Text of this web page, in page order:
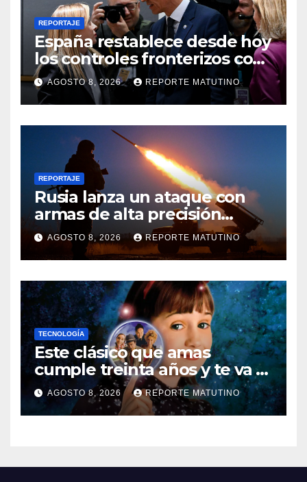
REPORTAJE
España restablece desde hoy
los controles fronterizos con
Italia tras el rechazo de Roma
a retirar las restricciones
AGOSTO 8, 2026 REPORTE MATUTINO
REPORTAJE
Rusia lanza un ataque con
armas de alta precisión
contra la industria militar en
Kiev
AGOSTO 8, 2026 REPORTE MATUTINO
TECNOLOGÍA
Este clásico que amas
cumple treinta años y te va a
sorprender su enorme
influencia en el cine
AGOSTO 8, 2026 REPORTE MATUTINO